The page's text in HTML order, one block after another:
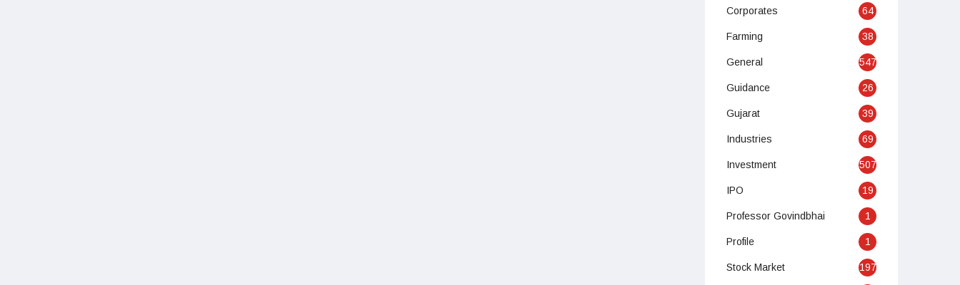
Corporates 64
Farming 38
General 547
Guidance 26
Gujarat 39
Industries 69
Investment 507
IPO 19
Professor Govindbhai 1
Profile 1
Stock Market 197